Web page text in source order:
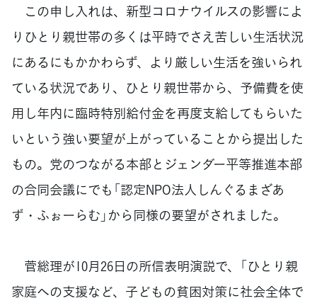
この申し入れは、新型コロナウイルスの影響によ
りひとり親世帯の多くは平時でさえ苦しい生活状況
にあるにもかかわらず、より厳しい生活を強いられ
ている状況であり、ひとり親世帯から、予備費を使
用し年内に臨時特別給付金を再度支給してもらいた
いという強い要望が上がっていることから提出した
もの。党のつながる本部とジェンダー平等推進本部
の合同会議にでも「認定NPO法人しんぐるまざあ
ず・ふぉーらむ」から同様の要望がされました。
菅総理が10月26日の所信表明演説で、「ひとり親
家庭への支援など、子どもの貧困対策に社会全体で